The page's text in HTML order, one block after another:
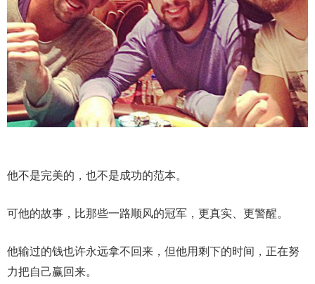
他不是完美的，也不是成功的范本。
可他的故事，比那些一路顺风的冠军，更真实、更警醒。
他输过的钱也许永远拿不回来，但他用剩下的时间，正在努
力把自己赢回来。